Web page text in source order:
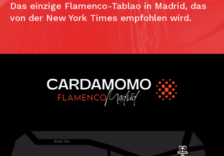
Das einzige Flamenco-Tablao in Madrid, das
von der New York Times empfohlen wird.